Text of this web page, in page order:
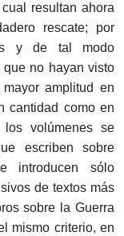
resultan ahora
rescate; por
y de tal modo
no hayan visto
amplitud en
cantidad como en
volúmenes se
escriben sobre
introducen sólo
de textos más
sobre la Guerra
mismo criterio, en